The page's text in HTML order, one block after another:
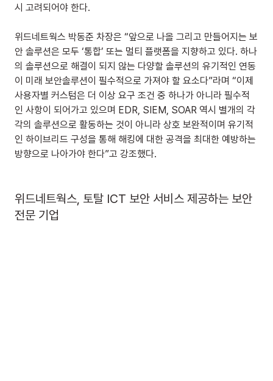
시 고려되어야 한다.
위드네트웍스 박동준 차장은 “앞으로 나올 그리고 만들어지는 보
안 솔루션은 모두 ‘통합’ 또는 멀티 플랫폼을 지향하고 있다. 하나
의 솔루션으로 해결이 되지 않는 다양할 솔루션의 유기적인 연동
이 미래 보안솔루션이 필수적으로 가져야 할 요소다”라며 “이제
사용자별 커스텀은 더 이상 요구 조건 중 하나가 아니라 필수적
인 사항이 되어가고 있으며 EDR, SIEM, SOAR 역시 별개의 각
각의 솔루션으로 활동하는 것이 아니라 상호 보완적이며 유기적
인 하이브리드 구성을 통해 해킹에 대한 공격을 최대한 예방하는
방향으로 나아가야 한다”고 강조했다.
위드네트웍스, 토탈 ICT 보안 서비스 제공하는 보안
전문 기업